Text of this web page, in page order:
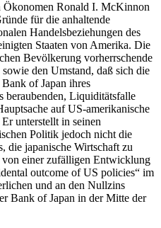
Ökonomen Ronald I. McKinnon
für die anhaltende
Handelsbeziehungen des
Staaten von Amerika. Die
Bevölkerung vorherrschende
den Umstand, daß sich die
of Japan ihres
beraubenden, Liquiditätsfalle
auf US-amerikanische
unterstellt in seinen
Politik jedoch nicht die
die japanische Wirtschaft zu
von einer zufälligen Entwicklung
outcome of US policies“ im
und an den Nullzins
Bank of Japan in der Mitte der